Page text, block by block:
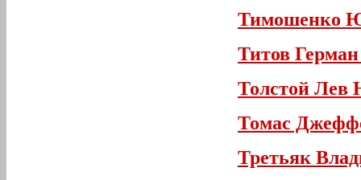
Тимошенко
Титов
Толстой Лев
Томас
Третьяк